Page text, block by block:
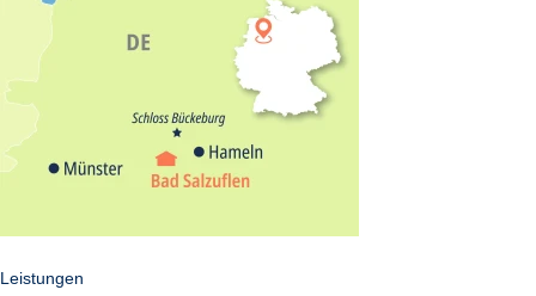
Zimmer in den Kategorien:
(A) Classic: gemütlich eingerichtete DZ auf der 1. und 2. Etage, die
EZ befinden sich auf der 1.-5. Etage zur Promenadenseite.
(B) Comfort: geschmackvoll eingerichtete DZ auf der 3.-5. Etage zur
Promenadenseite, die EZ befinden sich auf der 3. und 5. Etage zur
Kurparkseite
Leistungen